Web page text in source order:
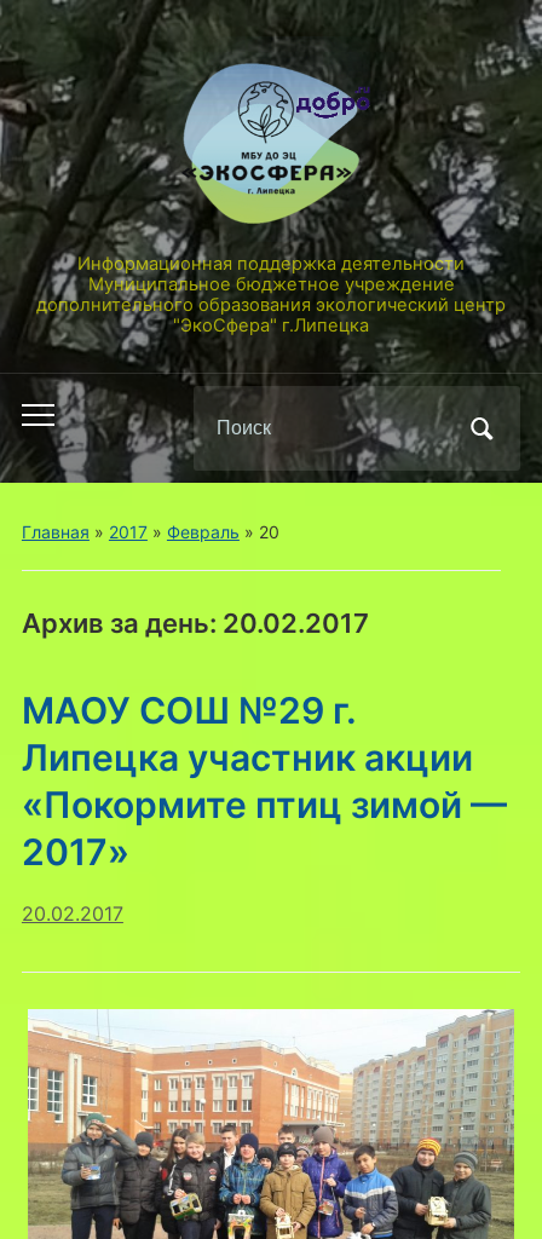
Информационная поддержка деятельности
Муниципальное бюджетное учреждение
дополнительного образования экологический центр
"ЭкоСфера" г.Липецка
Переключить
мобильное
меню
Поиск
по:
Главная » 2017» Февраль » 20
Архив за день: 20.02.2017
МАОУ СОШ №29 г.
Липецка участник акции
«Покормите птиц зимой —
2017»
20.02.2017